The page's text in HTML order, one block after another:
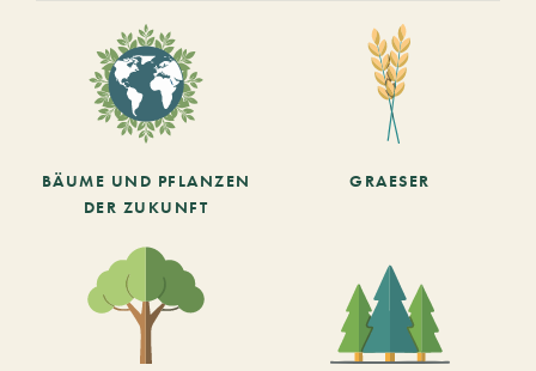
BÄUME UND PFLANZEN
DER ZUKUNFT
GRAESER